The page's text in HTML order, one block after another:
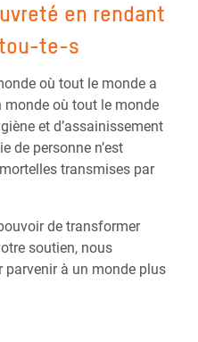
en rendant
tou-te-s
où tout le monde a
monde où tout le monde
et d’assainissement
de personne n’est
transmises par
de transformer
soutien, nous
à un monde plus